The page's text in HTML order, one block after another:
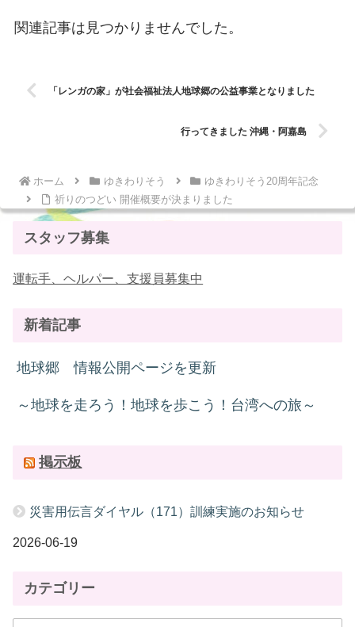
関連記事は見つかりませんでした。
「レンガの家」が社会福祉法人地球郷の公益事業となりました
行ってきました 沖縄・阿嘉島
ホーム ゆきわりそう
ゆきわりそう20周年記念
祈りのつどい 開催概要が決まりました
スタッフ募集
運転手、ヘルパー、支援員募集中
新着記事
地球郷 情報公開ページを更新
～地球を走ろう！地球を歩こう！台湾への旅～
掲示板
災害用伝言ダイヤル（171）訓練実施のお知らせ
2026-06-19
カテゴリー